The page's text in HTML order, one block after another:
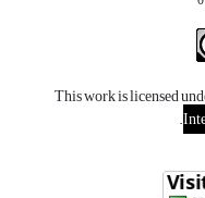
This work is licensed
.